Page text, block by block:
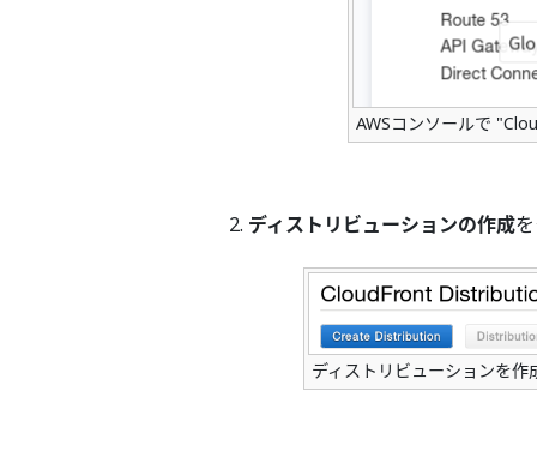
AWSコンソールで
ディストリビューションの作成
ディストリビューションを作